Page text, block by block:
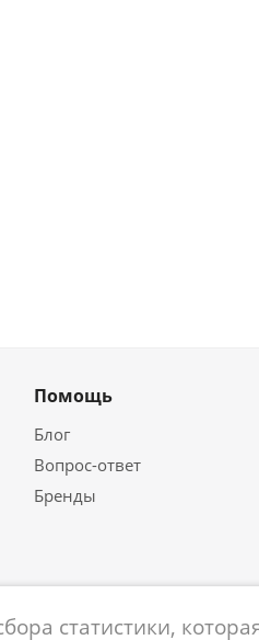
Помощь
Блог
Вопрос-ответ
Бренды
статистики,